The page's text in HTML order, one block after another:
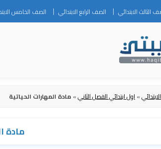
الثالث الابتدائي الصف الرابع الابتدائي الصف الخامس
»اول ابتدائي الفصل الثاني» مادة المهارات الحياتية
مادة